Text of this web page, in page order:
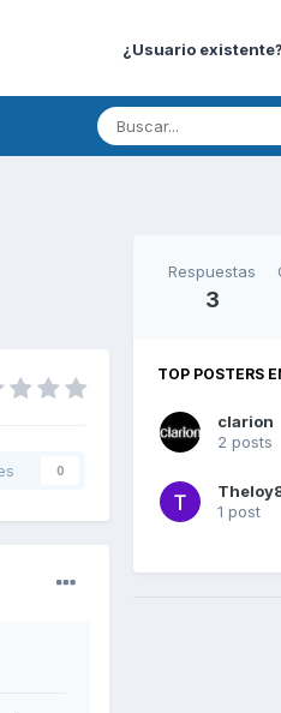
¿Usuario
0
Respuestas
3
TOP POSTERS
clarion
2 posts
1 post